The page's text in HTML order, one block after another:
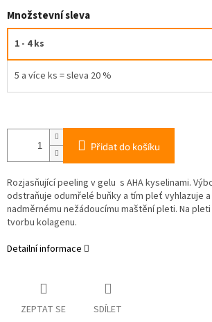
Množstevní sleva
1 - 4 ks
5 a více ks = sleva 20 %
Přidat do košíku
Rozjasňující peeling v gelu s AHA kyselinami.
odstraňuje odumřelé buňky a tím pleť vyhlazuje
nadměrnému nežádoucímu maštění pleti. Na
tvorbu kolagenu.
Detailní informace
ZEPTAT SE SDÍLET